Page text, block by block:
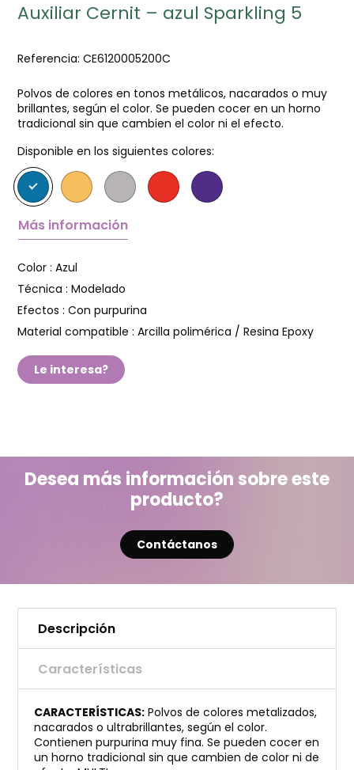
Auxiliar Cernit – azul Sparkling 5
Referencia: CE6120005200C
Polvos de colores en tonos metálicos, nacarados o muy
brillantes, según el color. Se pueden cocer en un horno
tradicional sin que cambien el color ni el efecto.
Disponible en los siguientes colores:
Más información
Color : Azul
Técnica : Modelado
Efectos : Con purpurina
Material compatible : Arcilla polimérica / Resina Epoxy
Le interesa?
Desea más información sobre este
producto?
Contáctanos
Descripción
Características
CARACTERÍSTICAS: Polvos de colores metalizados,
nacarados o ultrabrillantes, según el color.
Contienen purpurina muy fina. Se pueden cocer en
un horno tradicional sin que cambien de color ni de